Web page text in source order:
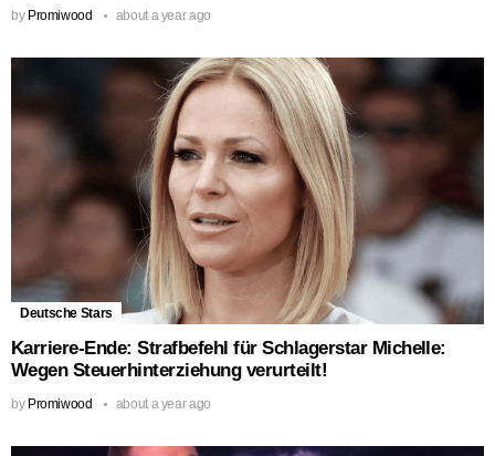
by Promiwood about a year ago
Deutsche Stars
Karriere-Ende: Strafbefehl für Schlagerstar Michelle:
Wegen Steuerhinterziehung verurteilt!
by Promiwood about a year ago